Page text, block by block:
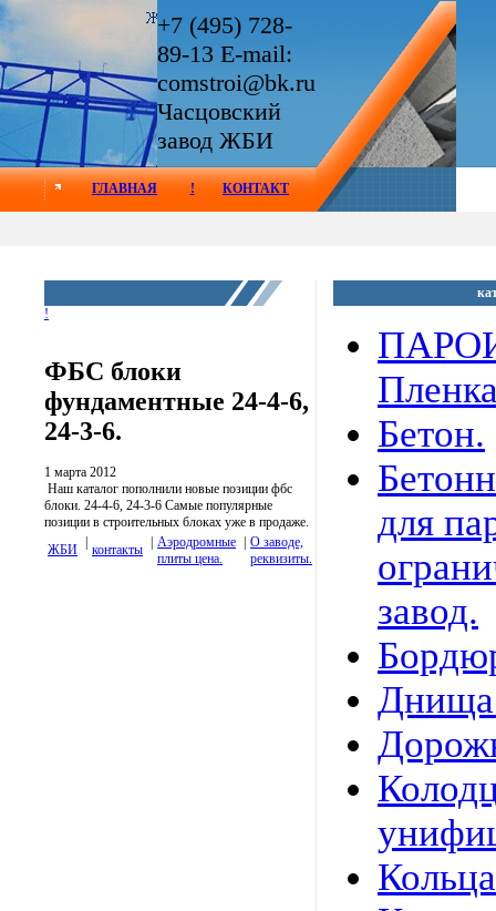
+7 (495) 728-
89-13 E-mail:
comstroi@bk.ru
Часцовский
завод ЖБИ
ГЛАВНАЯ ! КОНТАКТ
!
ФБС блоки
фундаментные 24-4-6,
24-3-6.
1 марта 2012
Наш каталог пополнили новые позиции фбс
блоки. 24-4-6, 24-3-6 Самые популярные
позиции в строительных блоках уже в продаже.
ЖБИ
контакты
Аэродромные
плиты цена.
О заводе,
реквизиты.
Бетон.
для
завод.